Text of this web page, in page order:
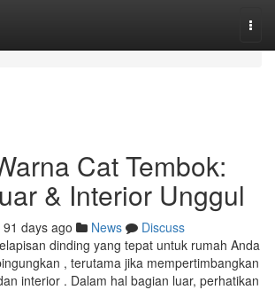
Cat Tembok:
& Interior Unggul
91 days ago News
Discuss
dinding yang tepat untuk rumah Anda
, terutama jika mempertimbangkan
interior . Dalam hal bagian luar, perhatikan